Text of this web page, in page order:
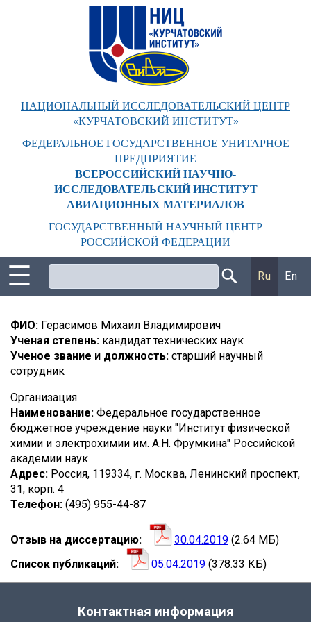
НАЦИОНАЛЬНЫЙ ИССЛЕДОВАТЕЛЬСКИЙ ЦЕНТР
«КУРЧАТОВСКИЙ ИНСТИТУТ»
ФЕДЕРАЛЬНОЕ ГОСУДАРСТВЕННОЕ УНИТАРНОЕ
ПРЕДПРИЯТИЕ
ВСЕРОССИЙСКИЙ НАУЧНО-
ИССЛЕДОВАТЕЛЬСКИЙ ИНСТИТУТ
АВИАЦИОННЫХ МАТЕРИАЛОВ
ГОСУДАРСТВЕННЫЙ НАУЧНЫЙ ЦЕНТР
РОССИЙСКОЙ ФЕДЕРАЦИИ
☰ Ru En
КОЗЛОВ
ИЛЬЯ
АНДРЕЕВИЧ
ФИО: Герасимов Михаил Владимирович
Ученая степень: кандидат технических наук
Ученое звание и должность: старший научный
сотрудник
Организация
Наименование: Федеральное государственное
бюджетное учреждение науки "Институт физической
химии и электрохимии им. А.Н. Фрумкина" Российской
академии наук
Адрес: Россия, 119334, г. Москва, Ленинский проспект,
31, корп. 4
Телефон: (495) 955-44-87
Отзыв на диссертацию 30.04.2019 (2.64 МБ)
Список публикаций
05.04.2019 (378.33 КБ)
Контактная информация